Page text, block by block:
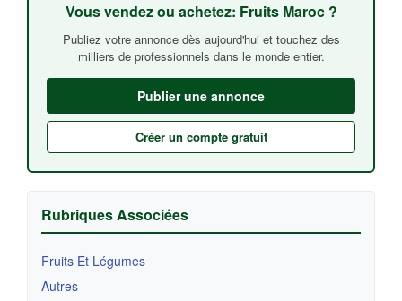
Vous vendez ou achetez: Fruits Maroc ?
Publiez votre annonce dès aujourd'hui et touchez des
milliers de professionnels dans le monde entier.
Publier une annonce
Créer un compte gratuit
Rubriques Associées
Fruits Et Légumes
Autres